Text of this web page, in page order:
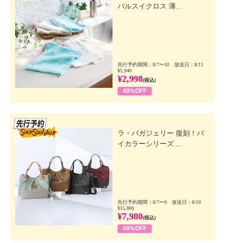
パルスイクロス 薄...
先行予約期間：8/7〜10 放送日：8/11
¥5,940
¥2,998(税込)
49%OFF
ラ・バガジェリー 復刻！バ
イカラーシリーズ ...
先行予約期間：8/7〜9 放送日：8/10
¥15,800
¥7,980(税込)
49%OFF